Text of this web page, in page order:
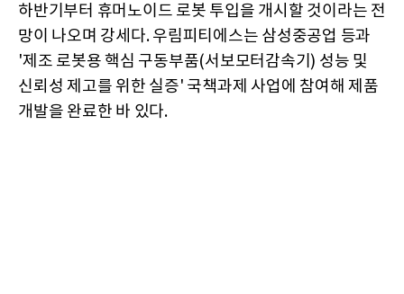
하반기부터 휴머노이드 로봇 투입을 개시할 것이라는 전
망이 나오며 강세다. 우림피티에스는 삼성중공업 등과
'제조 로봇용 핵심 구동부품(서보모터감속기) 성능 및
신뢰성 제고를 위한 실증' 국책과제 사업에 참여해 제품
개발을 완료한 바 있다.